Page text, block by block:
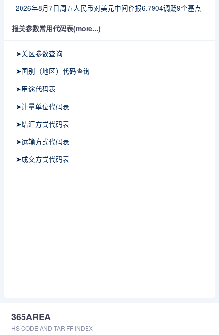
2026年8月7日周五人民币对美元中间价报6.7904调贬9个基点
报关参数常用代码表(more...)
➤关区参数查询
➤国别（地区）代码查询
➤用途代码表
➤计量单位代码表
➤结汇方式代码表
➤运输方式代码表
➤成交方式代码表
365AREA
HS CODE AND TARIFF INDEX